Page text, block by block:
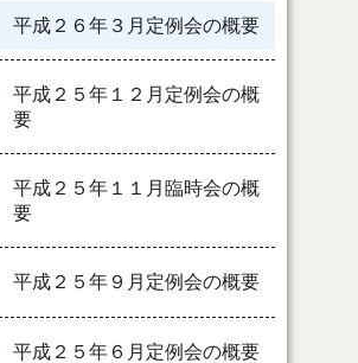
平成２６年３月定例会の概要
平成２５年１２月定例会の概
要
平成２５年１１月臨時会の概
要
平成２５年９月定例会の概要
平成２５年６月定例会の概要